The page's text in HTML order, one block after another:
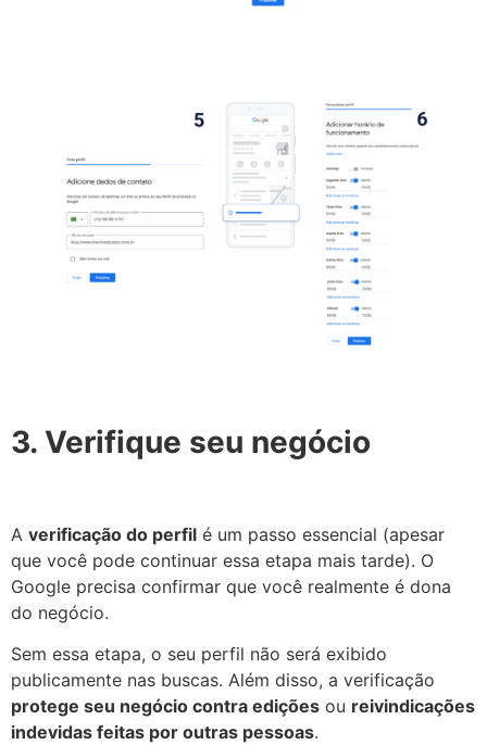
3. Verifique seu negócio
A verificação do perfil é um passo essencial (apesar
que você pode continuar essa etapa mais tarde). O
Google precisa confirmar que você realmente é dona
do negócio.
Sem essa etapa, o seu perfil não será exibido
publicamente nas buscas. Além disso, a verificação
protege seu negócio contra edições ou reivindicações
indevidas feitas por outras pessoas.